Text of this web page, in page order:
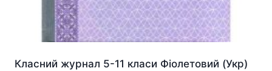
Класний журнал 5-11 класи Фіолетовий (Укр)